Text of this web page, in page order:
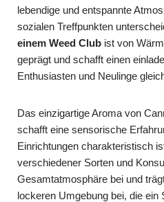
lebendige und entspannte
sozialen Treffpunkten
einem Weed Club ist von
geprägt und schafft einen
Enthusiasten und Neulinge
Das einzigartige Aroma von
schafft eine sensorische
Einrichtungen charakteristisch
verschiedener Sorten und
Gesamtatmosphäre bei und
lockeren Umgebung bei, die ein